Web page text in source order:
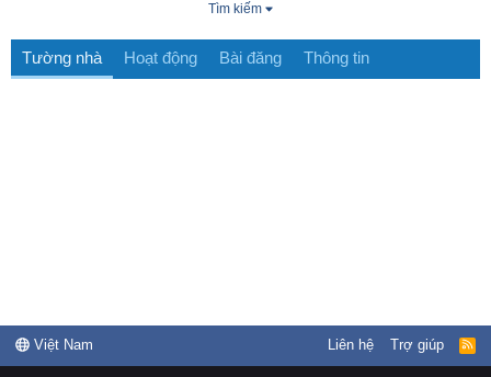
Tìm kiếm
Tường nhà Hoạt động Bài đăng Thông tin
Việt Nam Liên hệ Trợ giúp
R